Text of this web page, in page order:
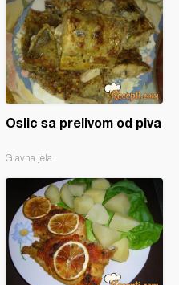
Oslic sa prelivom od piva
Glavna jela